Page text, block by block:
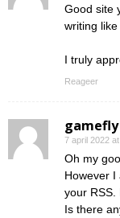
Good site
writing like
I truly
Reageer
gamefly
7 april 2022
Oh my
However I
your RSS.
Is there